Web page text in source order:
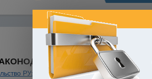
РУз Отдельные отрасли экономики